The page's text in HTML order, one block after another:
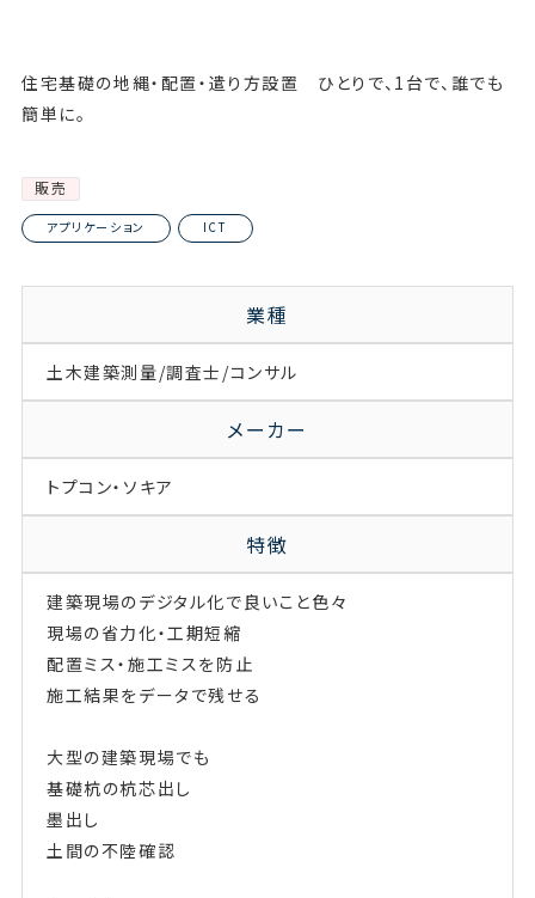
住宅基礎の地縄・配置・遣り方設置 ひとりで、1台で、誰でも
簡単に。
販売
アプリケーション ICT
業種
土木建築測量/調査士/コンサル
メーカー
トプコン・ソキア
特徴
建築現場のデジタル化で良いこと色々
現場の省力化・工期短縮
配置ミス・施工ミスを防止
施工結果をデータで残せる
大型の建築現場でも
基礎杭の杭芯出し
墨出し
土間の不陸確認